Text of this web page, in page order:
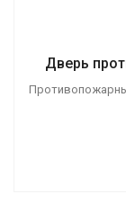
Дверь